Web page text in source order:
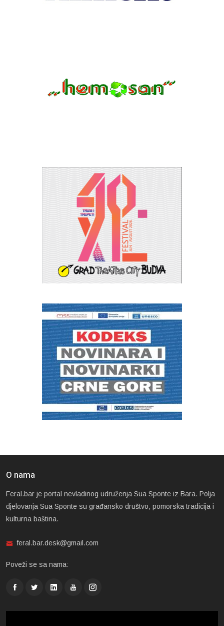
O nama
Feral.bar je portal nevladinog udruženja Sua Sponte iz Bara. Polja
djelovanja Sua Sponte su građansko društvo, pomorska tradicija i
kulturna baština.
feral.bar.desk@gmail.com
Poveži se sa nama: